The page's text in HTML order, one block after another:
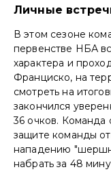
Личные
В этом сезоне
первенстве НБА
характера и
Франциско, на
смотреть на
закончился
36 очков. Команда
защите команды
нападению
набрать за 48